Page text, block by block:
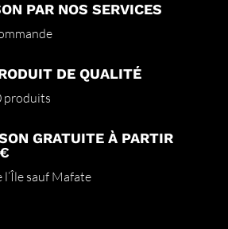
PAR NOS SERVICES
DE QUALITÉ
produits
GRATUITE À PARTIR
sauf Mafate